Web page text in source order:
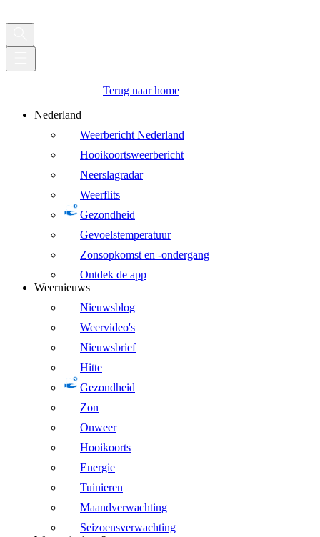
Terug naar home
Nederland
Weerbericht Nederland
Hooikoortsweerbericht
Neerslagradar
Weerflits
Gezondheid
Gevoelstemperatuur
Zonsopkomst en -ondergang
Ontdek de app
Weernieuws
Nieuwsblog
Weervideo's
Nieuwsbrief
Hitte
Gezondheid
Zon
Onweer
Hooikoorts
Energie
Tuinieren
Maandverwachting
Seizoensverwachting